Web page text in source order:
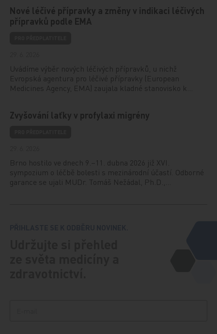
Nové léčivé přípravky a změny v indikaci léčivých
přípravků podle EMA
Uvádíme výběr nových léčivých přípravků, u nichž
Evropská agentura pro léčivé přípravky (European
Medicines Agency, EMA) zaujala kladné stanovisko k…
Zvyšování laťky v profylaxi migrény
Brno hostilo ve dnech 9.–11. dubna 2026 již XVI.
sympozium o léčbě bolesti s mezinárodní účastí. Odborné
garance se ujali MUDr. Tomáš Nežádal, Ph.D.,…